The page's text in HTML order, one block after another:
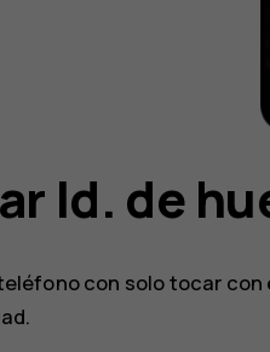
Id. de
con solo tocar